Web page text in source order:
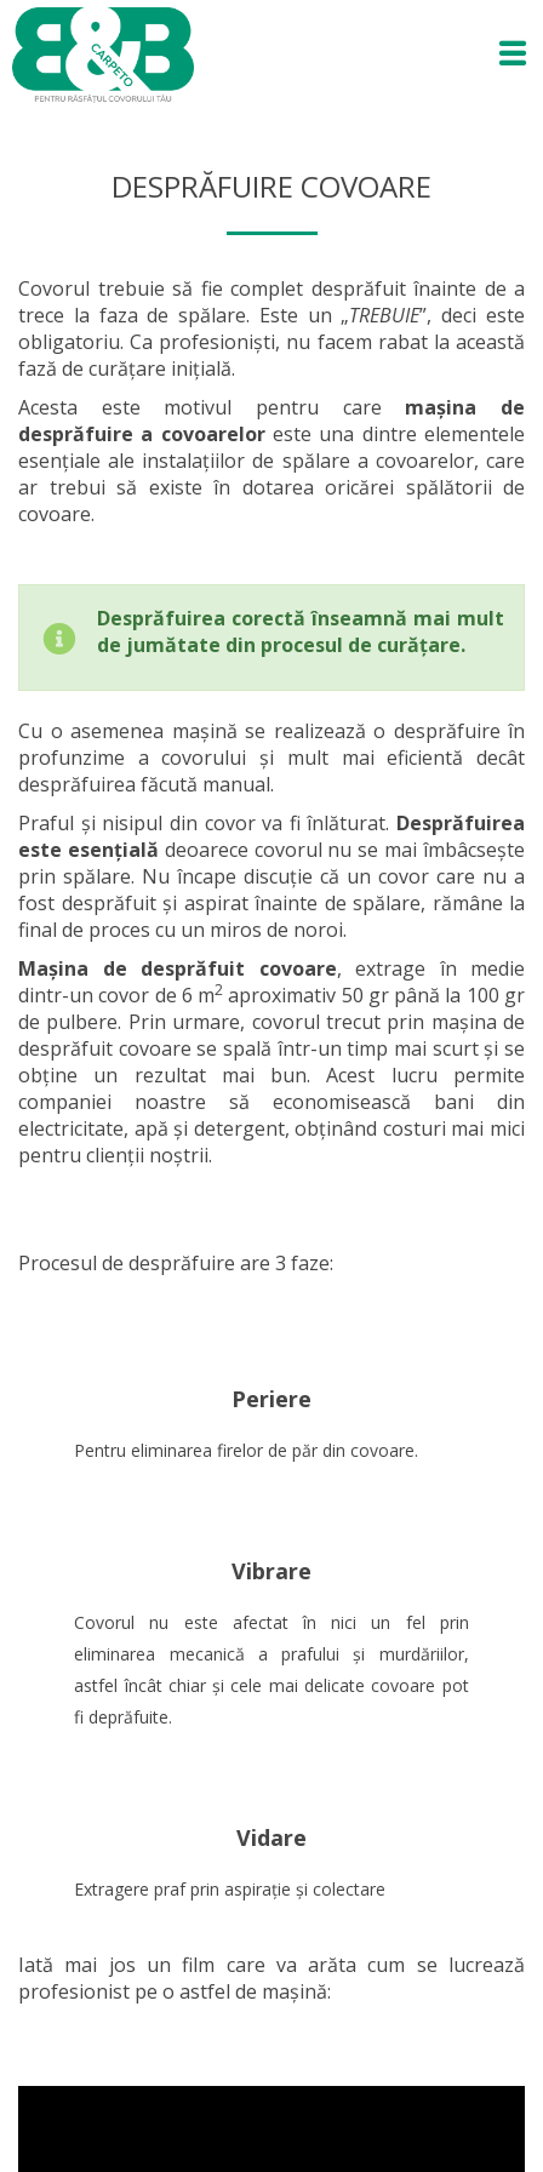
DESPRĂFUIRE COVOARE
Covorul trebuie să fie complet desprăfuit înainte de a
trece la faza de spălare. Este un „TREBUIE”, deci este
obligatoriu. Ca profesioniști, nu facem rabat la această
fază de curățare inițială.
Acesta este motivul pentru care mașina de
desprăfuire a covoareloreste una dintre elementele
esențiale ale instalațiilor de spălare a covoarelor, care
ar trebui să existe în dotarea oricărei spălătorii de
covoare.
Desprăfuirea corectă înseamnă mai mult
de jumătate din procesul de curățare.
Cu o asemenea mașină se realizează o desprăfuire în
profunzime a covorului și mult mai eficientă decât
desprăfuirea făcută manual.
Praful și nisipul din covor va fi înlăturat. Desprăfuirea
este esențială deoarece covorul nu se mai îmbâcsește
prin spălare. Nu încape discuție că un covor care nu a
fost desprăfuit și aspirat înainte de spălare, rămâne la
final de proces cu un miros de noroi.
Mașina de desprăfuit covoare, extrage în medie
dintr-un covor de 6 m2 aproximativ 50 gr până la 100 gr
de pulbere. Prin urmare, covorul trecut prin mașina de
desprăfuit covoare se spală într-un timp mai scurt și se
obține un rezultat mai bun. Acest lucru permite
companiei noastre să economisească bani din
electricitate, apă și detergent, obținând costuri mai mici
pentru clienții noștrii.
Procesul de desprăfuire are 3 faze:
Periere
Pentru eliminarea firelor de păr din covoare.
Vibrare
Covorul nu este afectat în nici un fel prin
eliminarea mecanică a prafului și murdăriilor,
astfel încât chiar și cele mai delicate covoare pot
fi deprăfuite.
Vidare
Extragere praf prin aspirație și colectare
Iată mai jos un film care va arăta cum se lucrează
profesionist pe o astfel de mașină: